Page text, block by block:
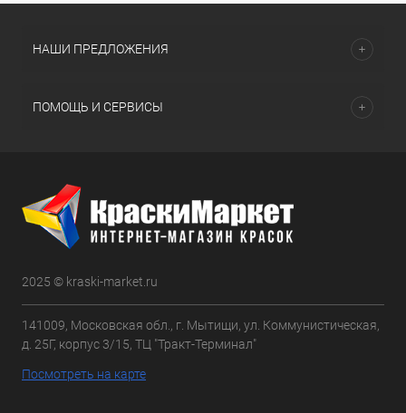
НАШИ ПРЕДЛОЖЕНИЯ
ПОМОЩЬ И СЕРВИСЫ
2025 © kraski-market.ru
141009, Московская обл., г. Мытищи, ул. Коммунистическая,
д. 25Г, корпус 3/15, ТЦ "Тракт-Терминал"
Посмотреть на карте